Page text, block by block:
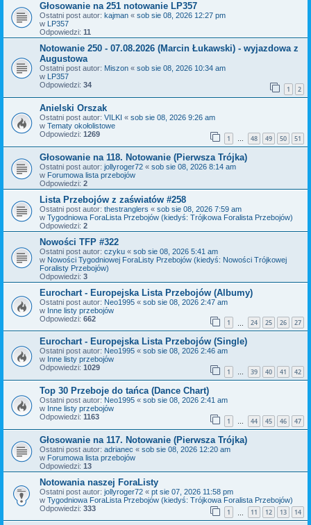
Głosowanie na 251 notowanie LP357
Ostatni post autor: kajman « sob sie 08, 2026 12:27 pm
w LP357
Odpowiedzi: 11
Notowanie 250 - 07.08.2026 (Marcin Łukawski) - wyjazdowa z
Augustowa
Ostatni post autor: Miszon « sob sie 08, 2026 10:34 am
w LP357
Odpowiedzi: 34 1 2
Anielski Orszak
Ostatni post autor: VILKI « sob sie 08, 2026 9:26 am
w Tematy okołolistowe
Odpowiedzi: 1269 1 … 48 49 50 51
Głosowanie na 118. Notowanie (Pierwsza Trójka)
Ostatni post autor: jollyroger72 « sob sie 08, 2026 8:14 am
w Forumowa lista przebojów
Odpowiedzi: 2
Lista Przebojów z zaświatów #258
Ostatni post autor: thestranglers « sob sie 08, 2026 7:59 am
w Tygodniowa ForaLista Przebojów (kiedyś: Trójkowa Foralista Przebojów)
Odpowiedzi: 2
Nowości TFP #322
Ostatni post autor: czyku « sob sie 08, 2026 5:41 am
w Nowości Tygodniowej ForaListy Przebojów (kiedyś: Nowości Trójkowej
Foralisty Przebojów)
Odpowiedzi: 3
Eurochart - Europejska Lista Przebojów (Albumy)
Ostatni post autor: Neo1995 « sob sie 08, 2026 2:47 am
w Inne listy przebojów
Odpowiedzi: 662 1 24 25 26 27
Eurochart - Europejska Lista Przebojów (Single)
Ostatni post autor: Neo1995 « sob sie 08, 2026 2:46 am
w Inne listy przebojów
Odpowiedzi: 1029 1 … 39 40 41 42
Top 30 Przeboje do tańca (Dance Chart)
Ostatni post autor: Neo1995 « sob sie 08, 2026 2:41 am
w Inne listy przebojów
Odpowiedzi: 1163 1 … 44 45 46 47
Głosowanie na 117. Notowanie (Pierwsza Trójka)
Ostatni post autor: adrianec « sob sie 08, 2026 12:20 am
w Forumowa lista przebojów
Odpowiedzi: 13
Notowania naszej ForaListy
Ostatni post autor: jollyroger72 « pt sie 07, 2026 11:58 pm
w Tygodniowa ForaLista Przebojów (kiedyś: Trójkowa Foralista Przebojów)
Odpowiedzi: 333 1 11 12 13 14